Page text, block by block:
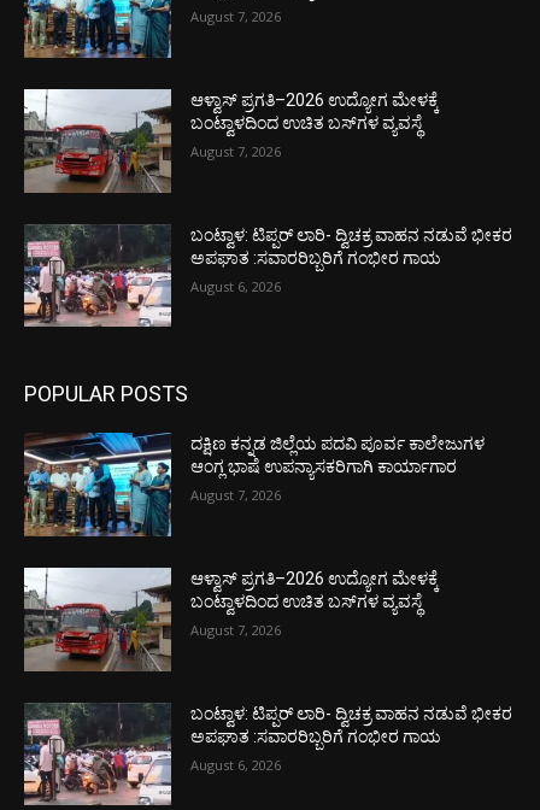
August 7, 2026
ಆಳ್ವಾಸ್ ಪ್ರಗತಿ–2026 ಉದ್ಯೋಗ ಮೇಳಕ್ಕೆ
ಬಂಟ್ವಾಳದಿಂದ ಉಚಿತ ಬಸ್‌ಗಳ ವ್ಯವಸ್ಥೆ
August 7, 2026
ಬಂಟ್ವಾಳ: ಟಿಪ್ಪರ್ ಲಾರಿ- ದ್ವಿಚಕ್ರ ವಾಹನ ನಡುವೆ ಭೀಕರ
ಅಪಘಾತ :ಸವಾರರಿಬ್ಬರಿಗೆ ಗಂಭೀರ ಗಾಯ
August 6, 2026
POPULAR POSTS
ದಕ್ಷಿಣ ಕನ್ನಡ ಜಿಲ್ಲೆಯ ಪದವಿ ಪೂರ್ವ ಕಾಲೇಜುಗಳ
ಆಂಗ್ಲ ಭಾಷೆ ಉಪನ್ಯಾಸಕರಿಗಾಗಿ ಕಾರ್ಯಾಗಾರ
August 7, 2026
ಆಳ್ವಾಸ್ ಪ್ರಗತಿ–2026 ಉದ್ಯೋಗ ಮೇಳಕ್ಕೆ
ಬಂಟ್ವಾಳದಿಂದ ಉಚಿತ ಬಸ್‌ಗಳ ವ್ಯವಸ್ಥೆ
August 7, 2026
ಬಂಟ್ವಾಳ: ಟಿಪ್ಪರ್ ಲಾರಿ- ದ್ವಿಚಕ್ರ ವಾಹನ ನಡುವೆ ಭೀಕರ
ಅಪಘಾತ :ಸವಾರರಿಬ್ಬರಿಗೆ ಗಂಭೀರ ಗಾಯ
August 6, 2026